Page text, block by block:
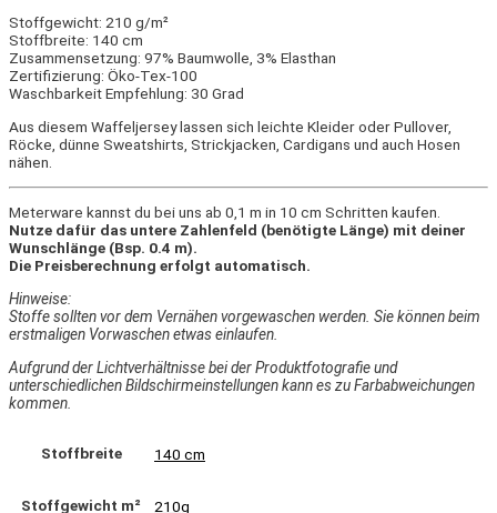
Stoffgewicht: 210 g/m²
Stoffbreite: 140 cm
Zusammensetzung: 97% Baumwolle, 3% Elasthan
Zertifizierung: Öko-Tex-100
Waschbarkeit Empfehlung: 30 Grad
Aus diesem Waffeljersey lassen sich leichte Kleider oder Pullover,
Röcke, dünne Sweatshirts, Strickjacken, Cardigans und auch Hosen
nähen.
Meterware kannst du bei uns ab 0,1 m in 10 cm Schritten kaufen.
Nutze dafür das untere Zahlenfeld (benötigte Länge) mit deiner
Wunschlänge (Bsp. 0.4 m).
Die Preisberechnung erfolgt automatisch.
Hinweise:
Stoffe sollten vor dem Vernähen vorgewaschen werden. Sie können beim
erstmaligen Vorwaschen etwas einlaufen.
Aufgrund der Lichtverhältnisse bei der Produktfotografie und
unterschiedlichen Bildschirmeinstellungen kann es zu Farbabweichungen
kommen.
Stoffbreite 140 cm
Stoffgewicht m² 210g